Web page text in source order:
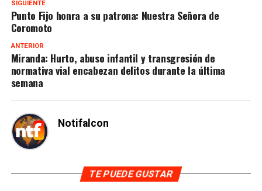
SIGUIENTE
Punto Fijo honra a su patrona: Nuestra Señora de
Coromoto
ANTERIOR
Miranda: Hurto, abuso infantil y transgresión de
normativa vial encabezan delitos durante la última
semana
Notifalcon
TE PUEDE GUSTAR